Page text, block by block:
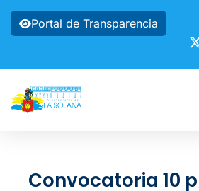
Portal de Transparencia
Convocatoria 10